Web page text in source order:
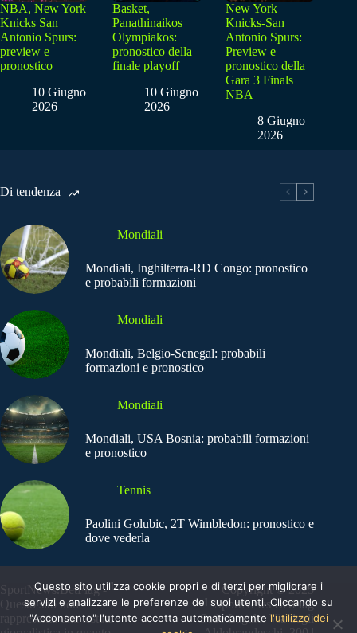
NBA, New York
Knicks San
Antonio Spurs:
preview e
pronostico
10 Giugno
2026
Basket,
Panathinaikos
Olympiakos:
pronostico della
finale playoff
10 Giugno
2026
New York
Knicks-San
Antonio Spurs:
Preview e
pronostico della
Gara 3 Finals
NBA
8 Giugno
2026
Di tendenza
Mondiali
Mondiali, Inghilterra-RD Congo: pronostico
e probabili formazioni
Mondiali
Mondiali, Belgio-Senegal: probabili
formazioni e pronostico
Mondiali
Mondiali, USA Bosnia: probabili formazioni
e pronostico
Tennis
Paolini Golubic, 2T Wimbledon: pronostico e
dove vederla
SportNews.BetFlag -
Questo sito non
rappresenta una testata
Copyright © 2025
SportNews BetFlag
Sede Legale: Via degli
Questo sito utilizza cookie propri e di terzi per migliorare i
servizi e analizzare le preferenze dei suoi utenti. Cliccando su
"Acconsento" l'utente accetta automaticamente l'utilizzo dei